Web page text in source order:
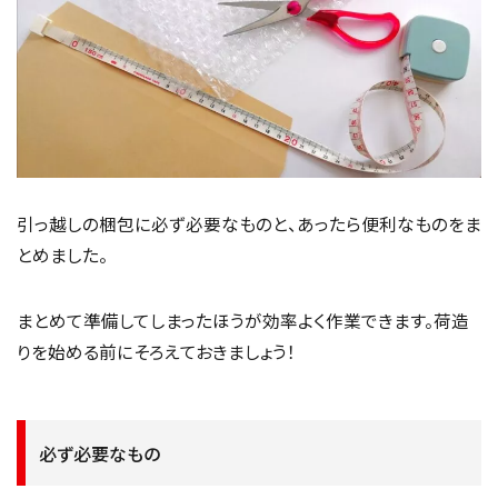
引っ越しの梱包に必ず必要なものと、あったら便利なものをま
とめました。
まとめて準備してしまったほうが効率よく作業できます。荷造
りを始める前にそろえておきましょう！
必ず必要なもの